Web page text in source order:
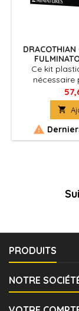
/
Ce kit
nécessaire
Dracothian
glaives
sigmarite, et


PRODUITS
NOTRE